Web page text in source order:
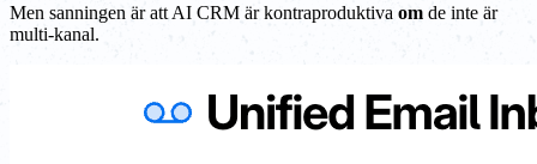
Men sanningen är att AI CRM är kontraproduktiva om de inte är
multi-kanal.